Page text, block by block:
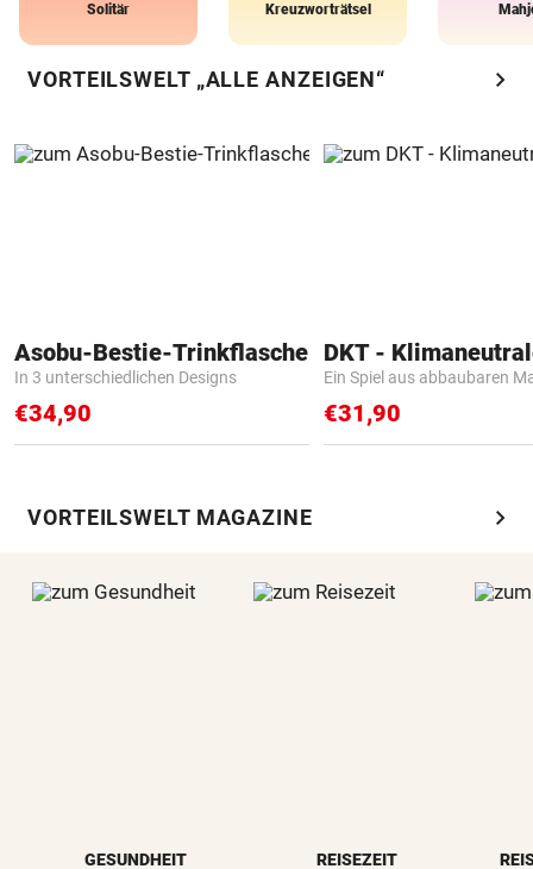
Solitär Kreuzworträtsel
VORTEILSWELT „ALLE ANZEIGEN“ chevron_right
Asobu-Bestie-Trinkflasche
In 3 unterschiedlichen Designs
€34,90
Ein Spiel aus abbaubaren
€31,90
VORTEILSWELT MAGAZINE chevron_right
GESUNDHEIT REISEZEIT